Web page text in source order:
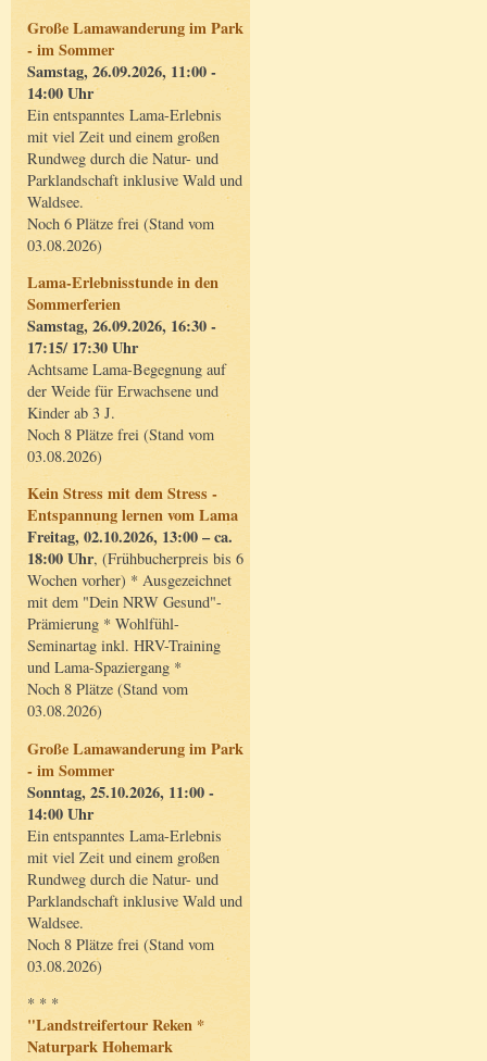
Große Lamawanderung im Park
- im Sommer
Samstag, 26.09.2026, 11:00 -
14:00 Uhr
Ein entspanntes Lama-Erlebnis
mit viel Zeit und einem großen
Rundweg durch die Natur- und
Parklandschaft inklusive Wald und
Waldsee.
Noch 6 Plätze frei (Stand vom
03.08.2026)
Lama-Erlebnisstunde in den
Sommerferien
Samstag, 26.09.2026, 16:30 -
17:15/ 17:30 Uhr
Achtsame Lama-Begegnung auf
der Weide für Erwachsene und
Kinder ab 3 J.
Noch 8 Plätze frei (Stand vom
03.08.2026)
Kein Stress mit dem Stress -
Entspannung lernen vom Lama
Freitag, 02.10.2026, 13:00 – ca.
18:00 Uhr, (Frühbucherpreis bis 6
Wochen vorher) * Ausgezeichnet
mit dem "Dein NRW Gesund"-
Prämierung * Wohlfühl-
Seminartag inkl. HRV-Training
und Lama-Spaziergang *
Noch 8 Plätze (Stand vom
03.08.2026)
Große Lamawanderung im Park
- im Sommer
Sonntag, 25.10.2026, 11:00 -
14:00 Uhr
Ein entspanntes Lama-Erlebnis
mit viel Zeit und einem großen
Rundweg durch die Natur- und
Parklandschaft inklusive Wald und
Waldsee.
Noch 8 Plätze frei (Stand vom
03.08.2026)
* * *
"Landstreifertour Reken *
Naturpark Hohemark